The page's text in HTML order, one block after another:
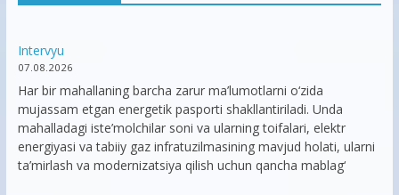
Intervyu
07.08.2026
Har bir mahallaning barcha zarur ma’lumotlarni o‘zida
mujassam etgan energetik pasporti shakllantiriladi. Unda
mahalladagi iste’molchilar soni va ularning toifalari, elektr
energiyasi va tabiiy gaz infratuzilmasining mavjud holati, ularni
ta’mirlash va modernizatsiya qilish uchun qancha mablag‘